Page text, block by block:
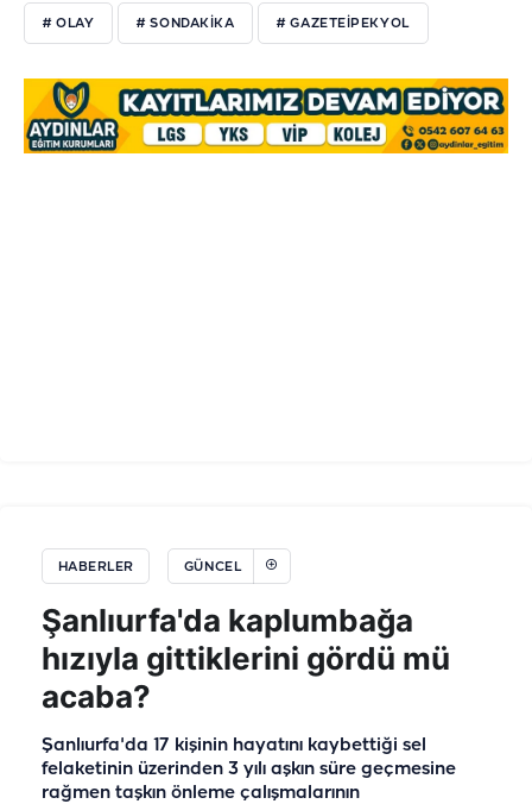
# OLAY # SONDAKIKA # GAZETEIPEKYOL
HABERLER GÜNCEL
Şanlıurfa'da kaplumbağa
hızıyla gittiklerini gördü mü
acaba?
Şanlıurfa'da 17 kişinin hayatını kaybettiği sel
felaketinin üzerinden 3 yılı aşkın süre geçmesine
rağmen taşkın önleme çalışmalarının